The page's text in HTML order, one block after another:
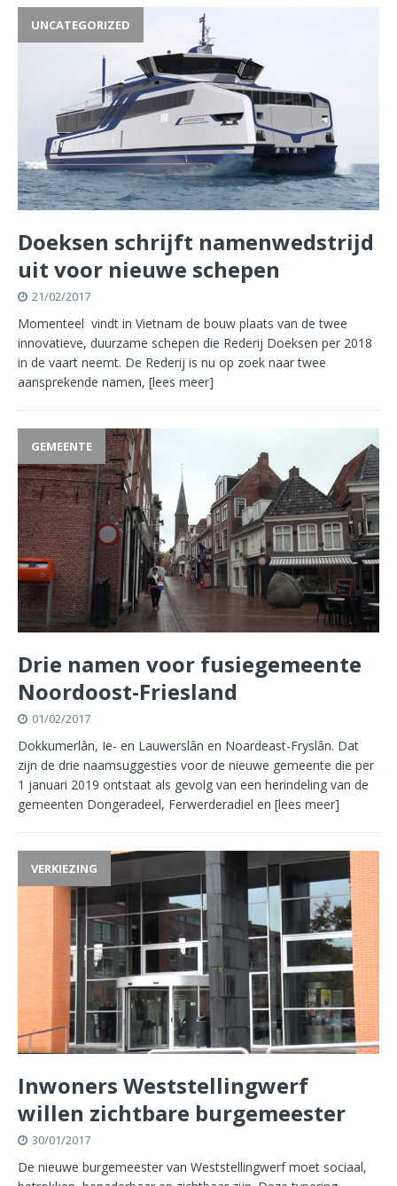
UNCATEGORIZED
Doeksen schrijft namenwedstrijd
uit voor nieuwe schepen
21/02/2017
Momenteel vindt in Vietnam de bouw plaats van de twee
innovatieve, duurzame schepen die Rederij Doeksen per 2018
in de vaart neemt. De Rederij is nu op zoek naar twee
aansprekende namen, [lees meer]
GEMEENTE
Drie namen voor fusiegemeente
Noordoost-Friesland
01/02/2017
Dokkumerlân, Ie- en Lauwerslân en Noardeast-Fryslân. Dat
zijn de drie naamsuggesties voor de nieuwe gemeente die per
1 januari 2019 ontstaat als gevolg van een herindeling van de
gemeenten Dongeradeel, Ferwerderadiel en [lees meer]
VERKIEZING
Inwoners Weststellingwerf
willen zichtbare burgemeester
30/01/2017
De nieuwe burgemeester van Weststellingwerf moet sociaal,